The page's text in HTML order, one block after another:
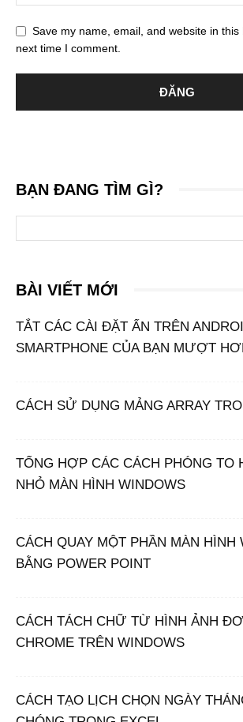
Save my name, email, and website in
next time I comment.
BẠN ĐANG TÌM GÌ?
BÀI VIẾT MỚI
TẮT CÁC CÀI ĐẶT ẨN TRÊN
SMARTPHONE CỦA BẠN MƯỢT
CÁCH SỬ DỤNG MẢNG ARRAY
TỔNG HỢP CÁC CÁCH PHÓNG TO
NHỎ MÀN HÌNH WINDOWS
CÁCH QUAY MỘT PHẦN MÀN HÌNH
BẰNG POWER POINT
CÁCH TÁCH CHỮ TỪ HÌNH ẢNH
CHROME TRÊN WINDOWS
CÁCH TẠO LỊCH CHỌN NGÀY